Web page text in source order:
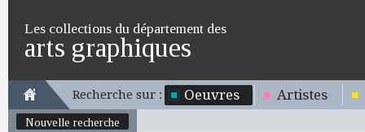
Les collections du département des
arts graphiques
Recherche sur : Oeuvres Artistes
Nouvelle recherche